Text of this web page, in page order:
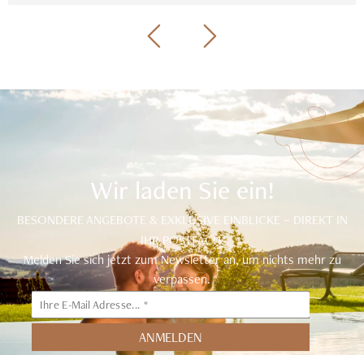
Wir laden Sie ein!
BESONDERE ANGEBOTE & EXKLUSIVE EINBLICKE – DIREKT IN
IHR POSTFACH.
Melden Sie sich jetzt zum Newsletter an, um nichts mehr zu
verpassen.